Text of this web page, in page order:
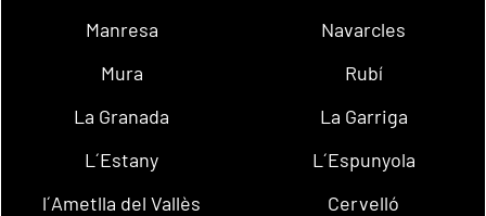
Manresa
Navarcles
Mura
Rubí
La Granada
La Garriga
L´Estany
L´Espunyola
l´Ametlla del Vallès
Cervelló